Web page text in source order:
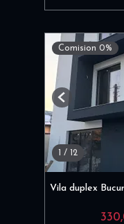
Comision 0%
1 / 12
Previous
Vila duplex